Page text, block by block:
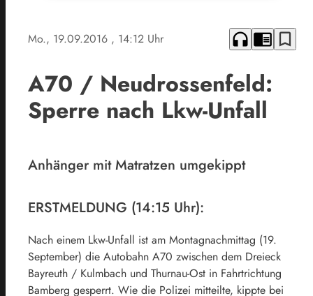
Mo., 19.09.2016 , 14:12 Uhr headphones chrome_reader_mode bookmark_border
A70 / Neudrossenfeld:
Sperre nach Lkw-Unfall
Anhänger mit Matratzen umgekippt
ERSTMELDUNG (14:15 Uhr):
Nach einem Lkw-Unfall ist am Montagnachmittag (19.
September) die Autobahn A70 zwischen dem Dreieck
Bayreuth / Kulmbach und Thurnau-Ost in Fahrtrichtung
Bamberg gesperrt. Wie die Polizei mitteilte, kippte bei